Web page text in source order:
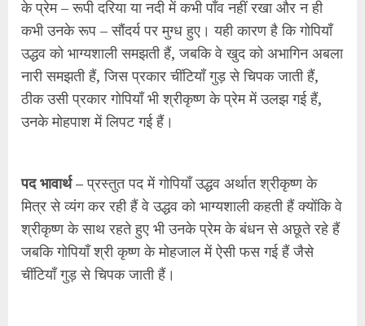
के प्रेम – रूपी दरिया या नदी में कभी पाँव नहीं रखा और न ही
कभी उनके रूप – सौंदर्य पर मुग्ध हुए। यही कारण है कि गोपियाँ
उद्धव को भाग्यशाली समझती हैं, जबकि वे खुद को अभागिन अबला
नारी समझती हैं, जिस प्रकार चींटियाँ गुड़ से चिपक जाती हैं,
ठीक उसी प्रकार गोपियाँ भी श्रीकृष्ण के प्रेम में उलझ गई हैं,
उनके मोहपाश में लिपट गई हैं।
पद भावार्थ –प्रस्तुत पद में गोपियाँ उद्धव अर्थात श्रीकृष्ण के
मित्र से व्यंग कर रही हैं वे उद्धव को भाग्यशाली कहती हैं क्योंकि वे
श्रीकृष्ण के साथ रहते हुए भी उनके प्रेम के बंधन से अछूते रहे हैं
जबकि गोपियाँ श्री कृष्ण के मोहजाल में ऐसी फस गई हैं जैसे
चींटियाँ गुड़ से चिपक जाती हैं।